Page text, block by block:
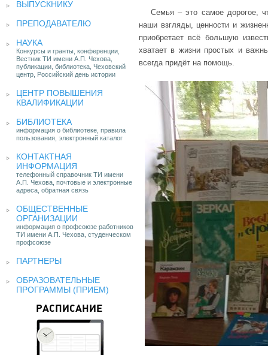
ВЫПУСКНИКУ
ПРЕПОДАВАТЕЛЮ
НАУКА
Конкурсы и гранты, конференции,
Вестник ТИ имени А.П. Чехова,
публикации, библиотека, Чеховский
центр, Российский день истории
ЦЕНТР ПОВЫШЕНИЯ
КВАЛИФИКАЦИИ
БИБЛИОТЕКА
информация о библиотеке, правила
пользования, электронный каталог
КОНТАКТНАЯ
ИНФОРМАЦИЯ
телефонный справочник ТИ имени
А.П. Чехова, почтовые и электронные
адреса, обратная связь
ОБЩЕСТВЕННЫЕ
ОРГАНИЗАЦИИ
информация о профсоюзе работников
ТИ имени А.П. Чехова, студенческом
профсоюзе
ПАРТНЕРЫ
ОБРАЗОВАТЕЛЬНЫЕ
ПРОГРАММЫ (ПРИЕМ)
РАСПИСАНИЕ
Семья – это самое дорогое,
наши взгляды, ценности и
приобретает всё большую
хватает в жизни простых и
всегда придёт на помощь.